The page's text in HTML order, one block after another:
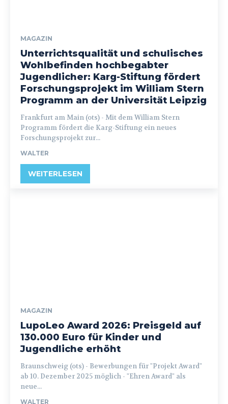
MAGAZIN
Unterrichtsqualität und schulisches
Wohlbefinden hochbegabter
Jugendlicher: Karg-Stiftung fördert
Forschungsprojekt im William Stern
Programm an der Universität Leipzig
Frankfurt am Main (ots) - Mit dem William Stern
Programm fördert die Karg-Stiftung ein neues
Forschungsprojekt zur...
WALTER
WEITERLESEN
MAGAZIN
LupoLeo Award 2026: Preisgeld auf
130.000 Euro für Kinder und
Jugendliche erhöht
Braunschweig (ots) - Bewerbungen für "Projekt Award"
ab 10. Dezember 2025 möglich - "Ehren Award" als
neue...
WALTER